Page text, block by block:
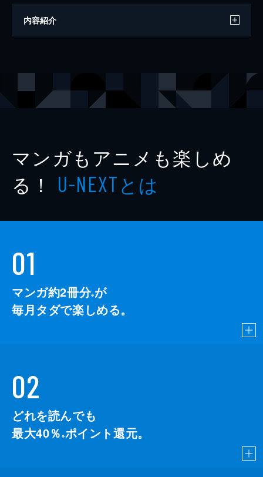
著者
石原まこちん
著者 やまだないと
出版社 講談社
内容紹介
マンガもアニメも楽しめ
る！ U-NEXTとは
01
マンガ約2冊分※が
毎月タダで楽しめる。
02
どれを読んでも
最大40％ ※ポイント還元。